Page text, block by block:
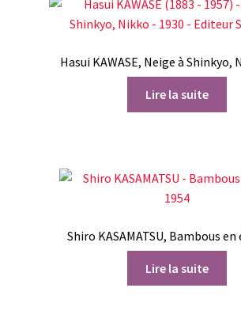
Hasui KAWASE, Neige à Shinkyo,
Lire la suite
Shiro KASAMATSU, Bambous en
Lire la suite